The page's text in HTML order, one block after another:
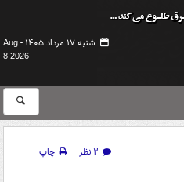
شنبه ۱۷ مرداد ۱۴۰۵ -
Aug
8 2026
۲ نظر
چاپ